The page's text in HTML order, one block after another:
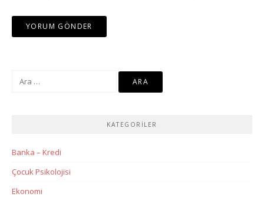
KATEGORILER
Banka – Kredi
Çocuk Psikolojisi
Ekonomi